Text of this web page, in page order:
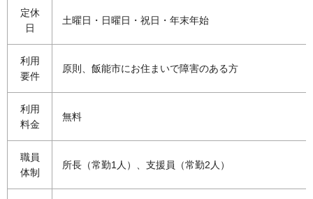
定休
日
土曜日・日曜日・祝日・年末年始
利用
要件
原則、飯能市にお住まいで障害のある方
利用
料金
無料
職員
体制
所長（常勤1人）、支援員（常勤2人）